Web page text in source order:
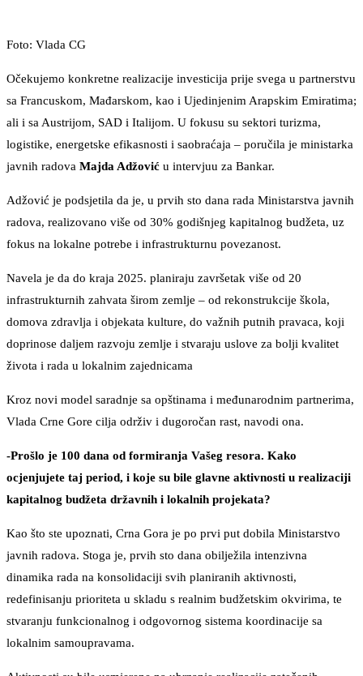
Foto: Vlada CG
Očekujemo konkretne realizacije investicija prije svega u partnerstvu
sa Francuskom, Mađarskom, kao i Ujedinjenim Arapskim Emiratima;
ali i sa Austrijom, SAD i Italijom. U fokusu su sektori turizma,
logistike, energetske efikasnosti i saobraćaja – poručila je ministarka
javnih radova Majda Adžović u intervjuu za Bankar.
Adžović je podsjetila da je, u prvih sto dana rada Ministarstva javnih
radova, realizovano više od 30% godišnjeg kapitalnog budžeta, uz
fokus na lokalne potrebe i infrastrukturnu povezanost.
Navela je da do kraja 2025. planiraju završetak više od 20
infrastrukturnih zahvata širom zemlje – od rekonstrukcije škola,
domova zdravlja i objekata kulture, do važnih putnih pravaca, koji
doprinose daljem razvoju zemlje i stvaraju uslove za bolji kvalitet
života i rada u lokalnim zajednicama
Kroz novi model saradnje sa opštinama i međunarodnim partnerima,
Vlada Crne Gore cilja održiv i dugoročan rast, navodi ona.
-Prošlo je 100 dana od formiranja Vašeg resora. Kako
ocjenjujete taj period, i koje su bile glavne aktivnosti u realizaciji
kapitalnog budžeta državnih i lokalnih projekata?
Kao što ste upoznati, Crna Gora je po prvi put dobila Ministarstvo
javnih radova. Stoga je, prvih sto dana obilježila intenzivna
dinamika rada na konsolidaciji svih planiranih aktivnosti,
redefinisanju prioriteta u skladu s realnim budžetskim okvirima, te
stvaranju funkcionalnog i odgovornog sistema koordinacije sa
lokalnim samoupravama.